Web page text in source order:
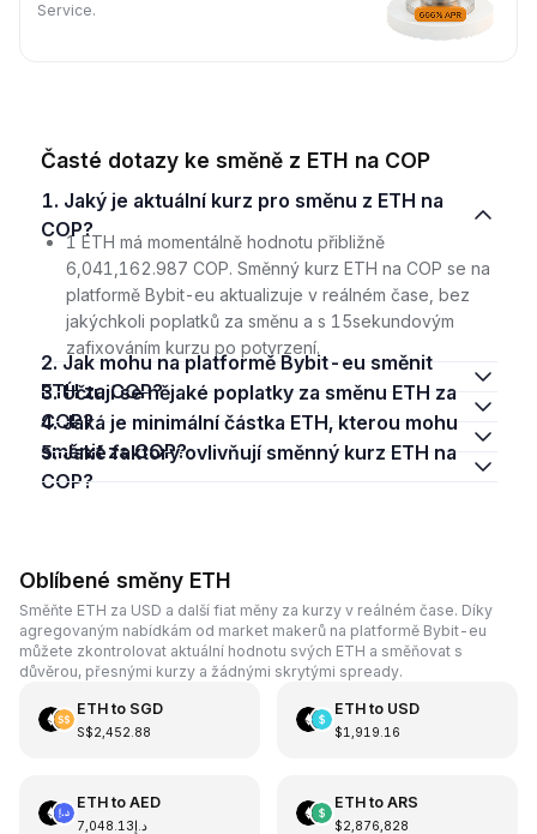
Service.
Časté dotazy ke směně z ETH na COP
1. Jaký je aktuální kurz pro směnu z ETH na
COP?
1 ETH má momentálně hodnotu přibližně
6,041,162.987 COP. Směnný kurz ETH na COP se na
platformě Bybit-eu aktualizuje v reálném čase, bez
jakýchkoli poplatků za směnu a s 15sekundovým
zafixováním kurzu po potvrzení.
2. Jak mohu na platformě Bybit-eu směnit
ETH za COP?
3. Účtují se nějaké poplatky za směnu ETH za
COP?
4. Jaká je minimální částka ETH, kterou mohu
směnit za COP?
5. Jaké faktory ovlivňují směnný kurz ETH na
COP?
Oblíbené směny ETH
Směňte ETH za USD a další fiat měny za kurzy v reálném čase. Díky
agregovaným nabídkám od market makerů na platformě Bybit-eu
můžete zkontrolovat aktuální hodnotu svých ETH a směňovat s
důvěrou, přesnými kurzy a žádnými skrytými spready.
ETHto SGD
S$2,452.88
ETHto USD
$1,919.16
ETHto AED
د.إ7,048.13
ETHto ARS
$2,876,828